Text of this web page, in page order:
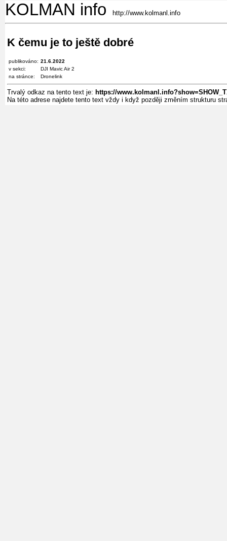
KOLMAN info http://www.kolmanl.info
K čemu je to ještě dobré
publikováno: 21.6.2022
v sekci:
DJI Mavic Air 2
na stránce:
Dronelink
Trvalý odkaz na tento text je: https://
Na této adrese najdete tento text vždy i když později změním strukturu